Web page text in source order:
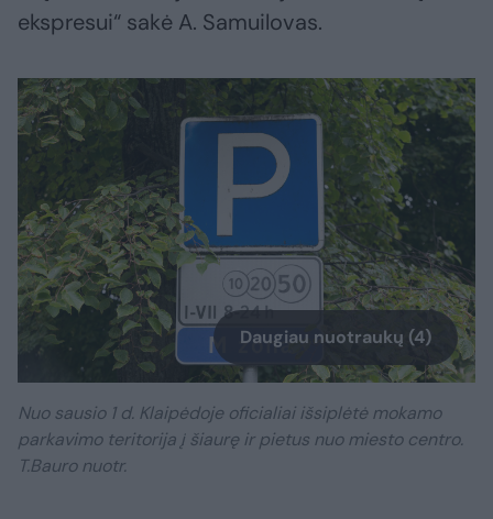
ekspresui“ sakė A. Samuilovas.
Daugiau nuotraukų (4)
Nuo sausio 1 d. Klaipėdoje oficialiai išsiplėtė mokamo
parkavimo teritorija į šiaurę ir pietus nuo miesto centro.
T.Bauro nuotr.